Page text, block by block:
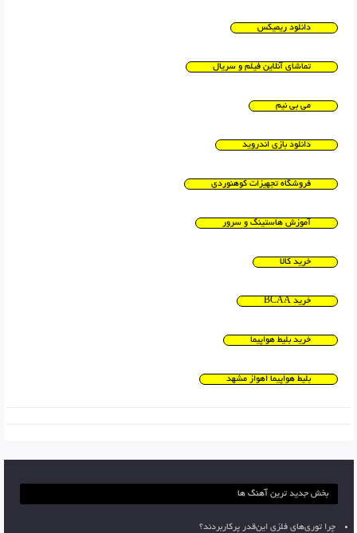
دانلود ریمیکس
تماشای آنلاین فیلم و سریال
می بی نیم
دانلود بازی اندروید
فروشگاه تجهیزات کوهنوردی
آموزش هاستینگ و سرور
خرید کالا
خرید BCAA
خرید بلیط هواپیما
بلیط هواپیما اهواز مشهد
بخش جدید ترین آهنگ ها
چرا توری‌های فلزی این‌قدر پرکاربردند؟